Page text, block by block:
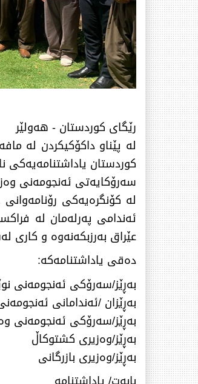
رێگای كوردستان - هەولێر
لە پێناو داكۆكیكردن لە
كوردستان یاداشتنامەیەكی
سەرۆكایەتی ئەنجومەنی
لە كۆنگرەیەكی
ئەندامی پەرلەمان لە
عێراق بەرزبكەنەوە و كاری
دەقی یاداشتنامەكە:
بەڕێز/سەرۆكی ئەنجومەنی
بەڕێزان /ئەندامانی
بەڕێز/سەرۆكی ئەنجومەنی
بەڕێز/وەزیری كشتوكاڵ
بەڕێز/وەزیری بازرگانی